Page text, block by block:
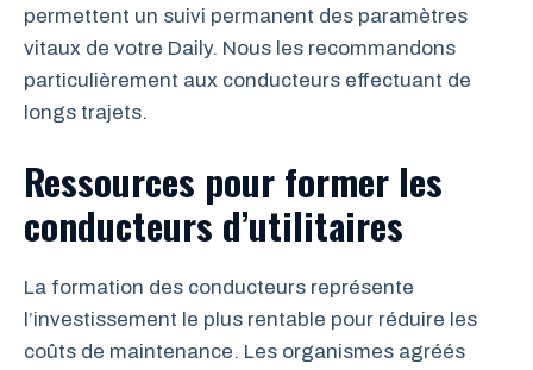
permettent un suivi permanent des paramètres
vitaux de votre Daily. Nous les recommandons
particulièrement aux conducteurs effectuant de
longs trajets.
Ressources pour former les
conducteurs d’utilitaires
La formation des conducteurs représente
l’investissement le plus rentable pour réduire les
coûts de maintenance. Les organismes agréés